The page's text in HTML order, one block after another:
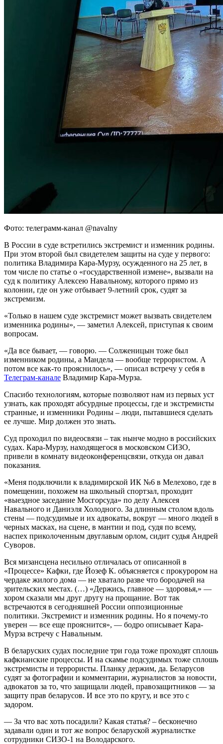
Фото: телеграмм-канал @navalny
В России в суде встретились экстремист и изменник родины.
При этом второй был свидетелем защиты на суде у первого:
политика Владимира Кара-Мурзу, осужденного на 25 лет, в
том числе по статье о «государственной измене», вызвали на
суд к политику Алексею Навальному, которого прямо из
колонии, где он уже отбывает 9-летний срок, судят за
экстремизм.
«Только в нашем суде экстремист может вызвать свидетелем
изменника родины», — заметил Алексей, приступая к своим
вопросам.
«Да все бывает, — говорю. — Солженицын тоже был
изменником родины, а Мандела — вообще террористом. А
потом все как-то прояснилось», — описал встречу у себя в
Телеграм-канале Владимир Кара-Мурза.
Спасибо технологиям, которые позволяют нам из первых уст
узнать, как проходят абсурдные процессы, где и экстремисты
странные, и изменники Родины – люди, пытавшиеся сделать
ее лучше. Мир должен это знать.
Суд проходил по видеосвязи – так нынче модно в российских
судах. Кара-Мурзу, находящегося в московском СИЗО,
привели в комнату видеоконференцсвязи, откуда он давал
показания.
«Меня подключили к владимирской ИК №6 в Мелехово, где в
помещении, похожем на школьный спортзал, проходит
«выездное заседание Мосгорсуда» по делу Алексея
Навального и Даниэля Холодного. За длинным столом вдоль
стены — подсудимые и их адвокаты, вокруг — много людей в
черных масках, на сцене, в мантии и под, судя по всему,
наспех приколоченным двуглавым орлом, сидит судья Андрей
Суворов.
Вся мизансцена несильно отличалась от описанной в
«Процессе» Кафки, где Йозеф К. объясняется с прокурором на
чердаке жилого дома — не хватало разве что бородачей на
зрительских местах. (…) «Держись, главное — здоровья,» —
хором сказали мы друг другу на прощание. Вот так
встречаются в сегодняшней России оппозиционные
политики. Экстремист и изменник родины. Но я почему-то
уверен — все еще прояснится», — бодро описывает Кара-
Мурза встречу с Навальным.
В беларуских судах последние три года тоже проходят сплошь
кафкианские процессы. И на скамье подсудимых тоже сплошь
экстремисты и террористы. Планку держим, да. Беларусов
судят за фотографии и комментарии, журналистов за новости,
адвокатов за то, что защищали людей, правозащитников — за
защиту прав беларусов. И все это по кругу, и все это с
задором.
— За что вас хоть посадили? Какая статья? – бесконечно
задавали один и тот же вопрос беларуской журналистке
сотрудники СИЗО-1 на Володарского.